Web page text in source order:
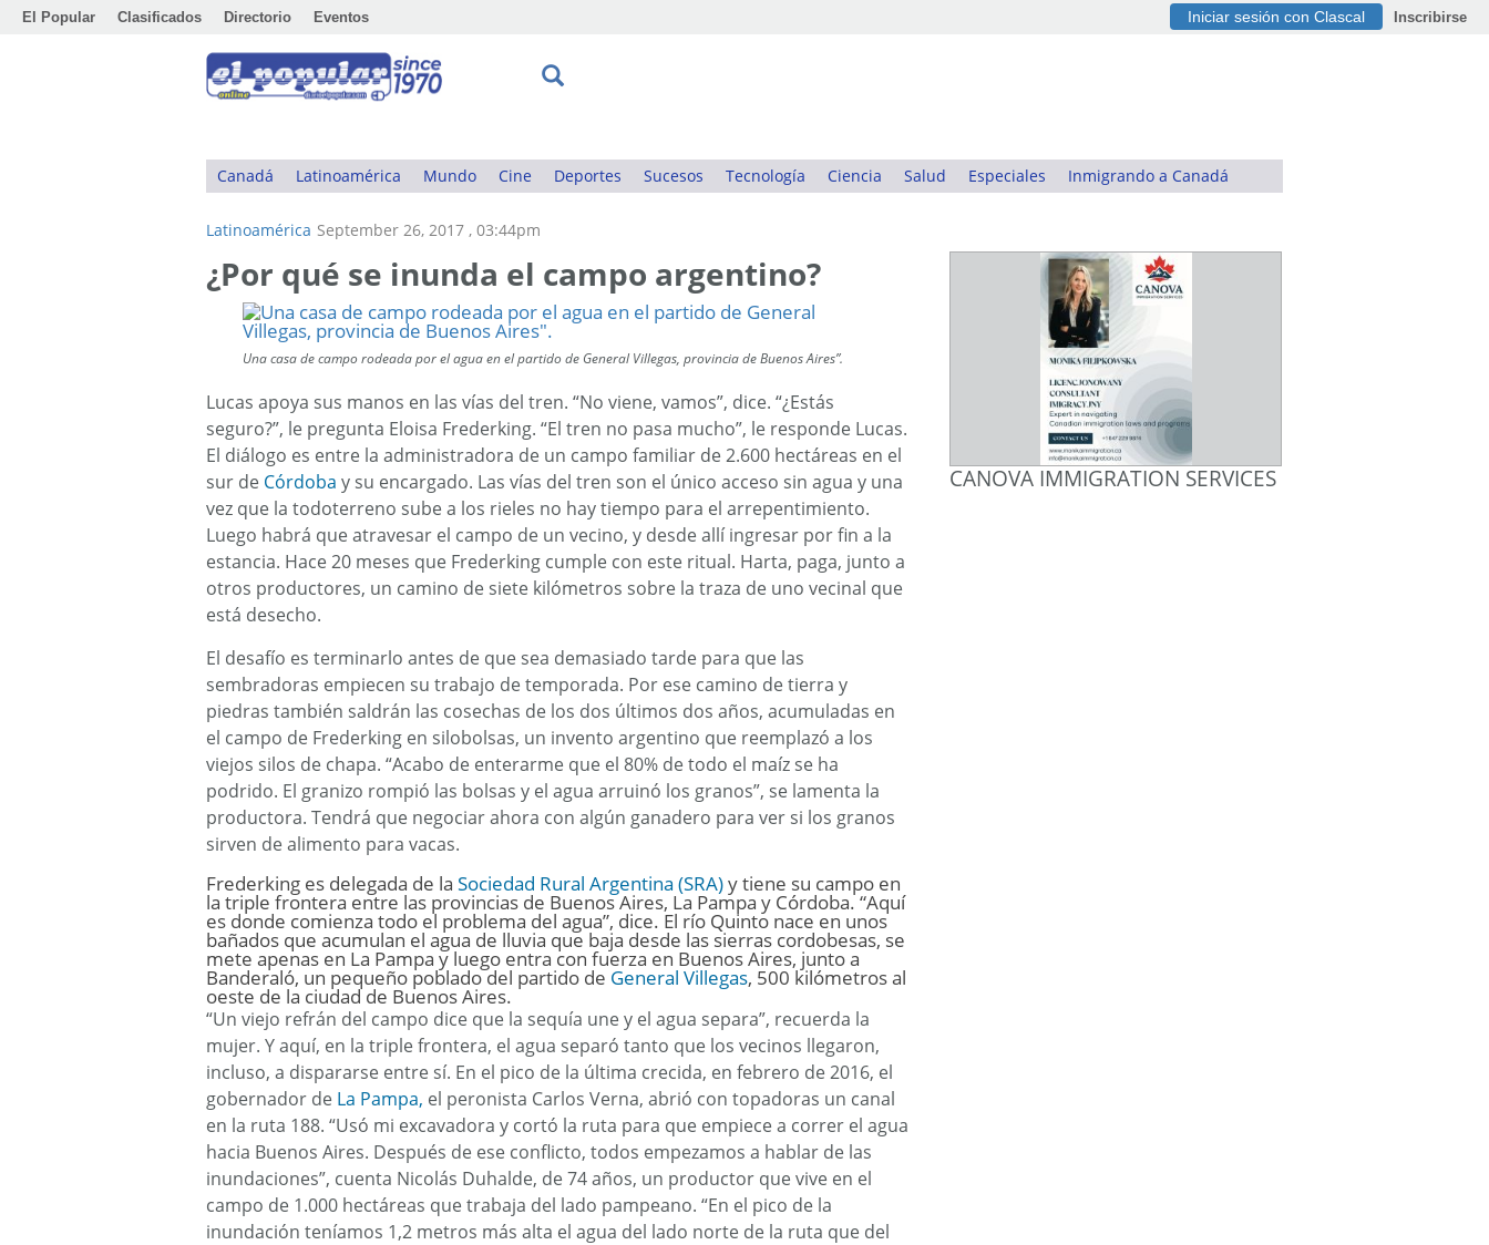
El Popular Clasificados Directorio Eventos Iniciar sesión con Clascal Inscribirse
Canadá Latinoamérica Mundo Cine Deportes Sucesos Tecnología Ciencia Salud Especiales Inmigrando a Canadá
Latinoamérica September 26, 2017 , 03:44pm
¿Por qué se inunda el campo argentino?
Una casa de campo rodeada por el agua en el partido de General Villegas, provincia de Buenos Aires”.
Lucas apoya sus manos en las vías del tren. “No viene, vamos”, dice. “¿Estás
seguro?”, le pregunta Eloisa Frederking. “El tren no pasa mucho”, le responde Lucas.
El diálogo es entre la administradora de un campo familiar de 2.600 hectáreas en el
sur de Córdoba y su encargado. Las vías del tren son el único acceso sin agua y una
vez que la todoterreno sube a los rieles no hay tiempo para el arrepentimiento.
Luego habrá que atravesar el campo de un vecino, y desde allí ingresar por fin a la
estancia. Hace 20 meses que Frederking cumple con este ritual. Harta, paga, junto a
otros productores, un camino de siete kilómetros sobre la traza de uno vecinal que
está desecho.
El desafío es terminarlo antes de que sea demasiado tarde para que las
sembradoras empiecen su trabajo de temporada. Por ese camino de tierra y
piedras también saldrán las cosechas de los dos últimos dos años, acumuladas en
el campo de Frederking en silobolsas, un invento argentino que reemplazó a los
viejos silos de chapa. “Acabo de enterarme que el 80% de todo el maíz se ha
podrido. El granizo rompió las bolsas y el agua arruinó los granos”, se lamenta la
productora. Tendrá que negociar ahora con algún ganadero para ver si los granos
sirven de alimento para vacas.
Frederking es delegada de la Sociedad Rural Argentina (SRA)y tiene su campo en
la triple frontera entre las provincias de Buenos Aires, La Pampa y Córdoba. “Aquí
es donde comienza todo el problema del agua”, dice. El río Quinto nace en unos
bañados que acumulan el agua de lluvia que baja desde las sierras cordobesas, se
mete apenas en La Pampa y luego entra con fuerza en Buenos Aires, junto a
Banderaló, un pequeño poblado del partido de General Villegas, 500 kilómetros al
oeste de la ciudad de Buenos Aires.
“Un viejo refrán del campo dice que la sequía une y el agua separa”, recuerda la
mujer. Y aquí, en la triple frontera, el agua separó tanto que los vecinos llegaron,
incluso, a dispararse entre sí. En el pico de la última crecida, en febrero de 2016, el
gobernador de La Pampa, el peronista Carlos Verna, abrió con topadoras un canal
en la ruta 188. “Usó mi excavadora y cortó la ruta para que empiece a correr el agua
hacia Buenos Aires. Después de ese conflicto, todos empezamos a hablar de las
inundaciones”, cuenta Nicolás Duhalde, de 74 años, un productor que vive en el
campo de 1.000 hectáreas que trabaja del lado pampeano. “En el pico de la
inundación teníamos 1,2 metros más alta el agua del lado norte de la ruta que del
CANOVA IMMIGRATION SERVICES